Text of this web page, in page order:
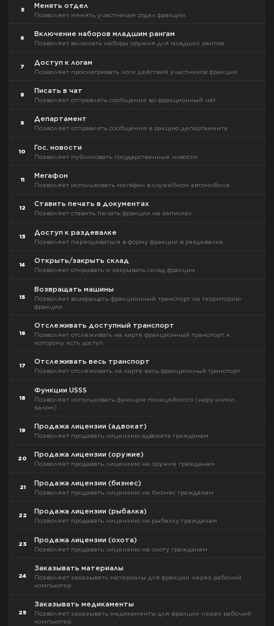
5 Менять отдел
Позволяет менять участникам отдел фракции
6 Включение наборов младшим рангам
Позволяет включать наборы оружия для младших рангов
7 Доступ к логам
Позволяет просматривать логи действий участников фракции
8 Писать в чат
Позволяет отправлять сообщения во фракционный чат
9 Департамент
Позволяет отправлять сообщения в ракцию департамента
10 Гос. новости
Позволяет публиковать государственные новости
11 Мегафон
Позволяет использовать мегафон в служебном автомобиле
12 Ставить печать в документах
Позволяет ставить печать фракции на записках
13 Доступ к раздевалке
Позволяет переодеваться в форму фракции в раздевалке
14 Открыть/закрыть склад
Позволяет открывать и закрывать склад фракции
15
Возвращать машины
Позволяет возвращать фракционный транспорт на территорию
фракции
16
Отслеживать доступный транспорт
Позволяет отслеживать на карте фракционный транспорт, к
которому есть доступ
17 Отслеживать весь транспорт
Позволяет отслеживать на карте весь фракционный транспорт
18
Функции USSS
Позволяет использовать функции полицейского (наручники,
залом)
19 Продажа лицензии (адвокат)
Позволяет продавать лицензию адвоката гражданам
20 Продажа лицензии (оружие)
Позволяет продавать лицензию на оружие гражданам
21 Продажа лицензии (бизнес)
Позволяет продавать лицензию на бизнес гражданам
22 Продажа лицензии (рыбалка)
Позволяет продавать лицензию на рыбалку гражданам
23 Продажа лицензии (охота)
Позволяет продавать лицензию на охоту гражданам
24
Заказывать материалы
Позволяет заказывать материалы для фракции через рабочий
компьютер
25
Заказывать медикаменты
Позволяет заказывать медикаменты для фракции через рабочий
компьютер